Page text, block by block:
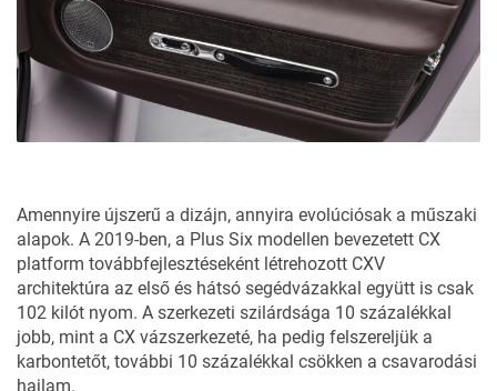
Amennyire újszerű a dizájn, annyira evolúciósak a műszaki
alapok. A 2019-ben, a Plus Six modellen bevezetett CX
platform továbbfejlesztéseként létrehozott CXV
architektúra az első és hátsó segédvázakkal együtt is csak
102 kilót nyom. A szerkezeti szilárdsága 10 százalékkal
jobb, mint a CX vázszerkezeté, ha pedig felszereljük a
karbontetőt, további 10 százalékkal csökken a csavarodási
hajlam.